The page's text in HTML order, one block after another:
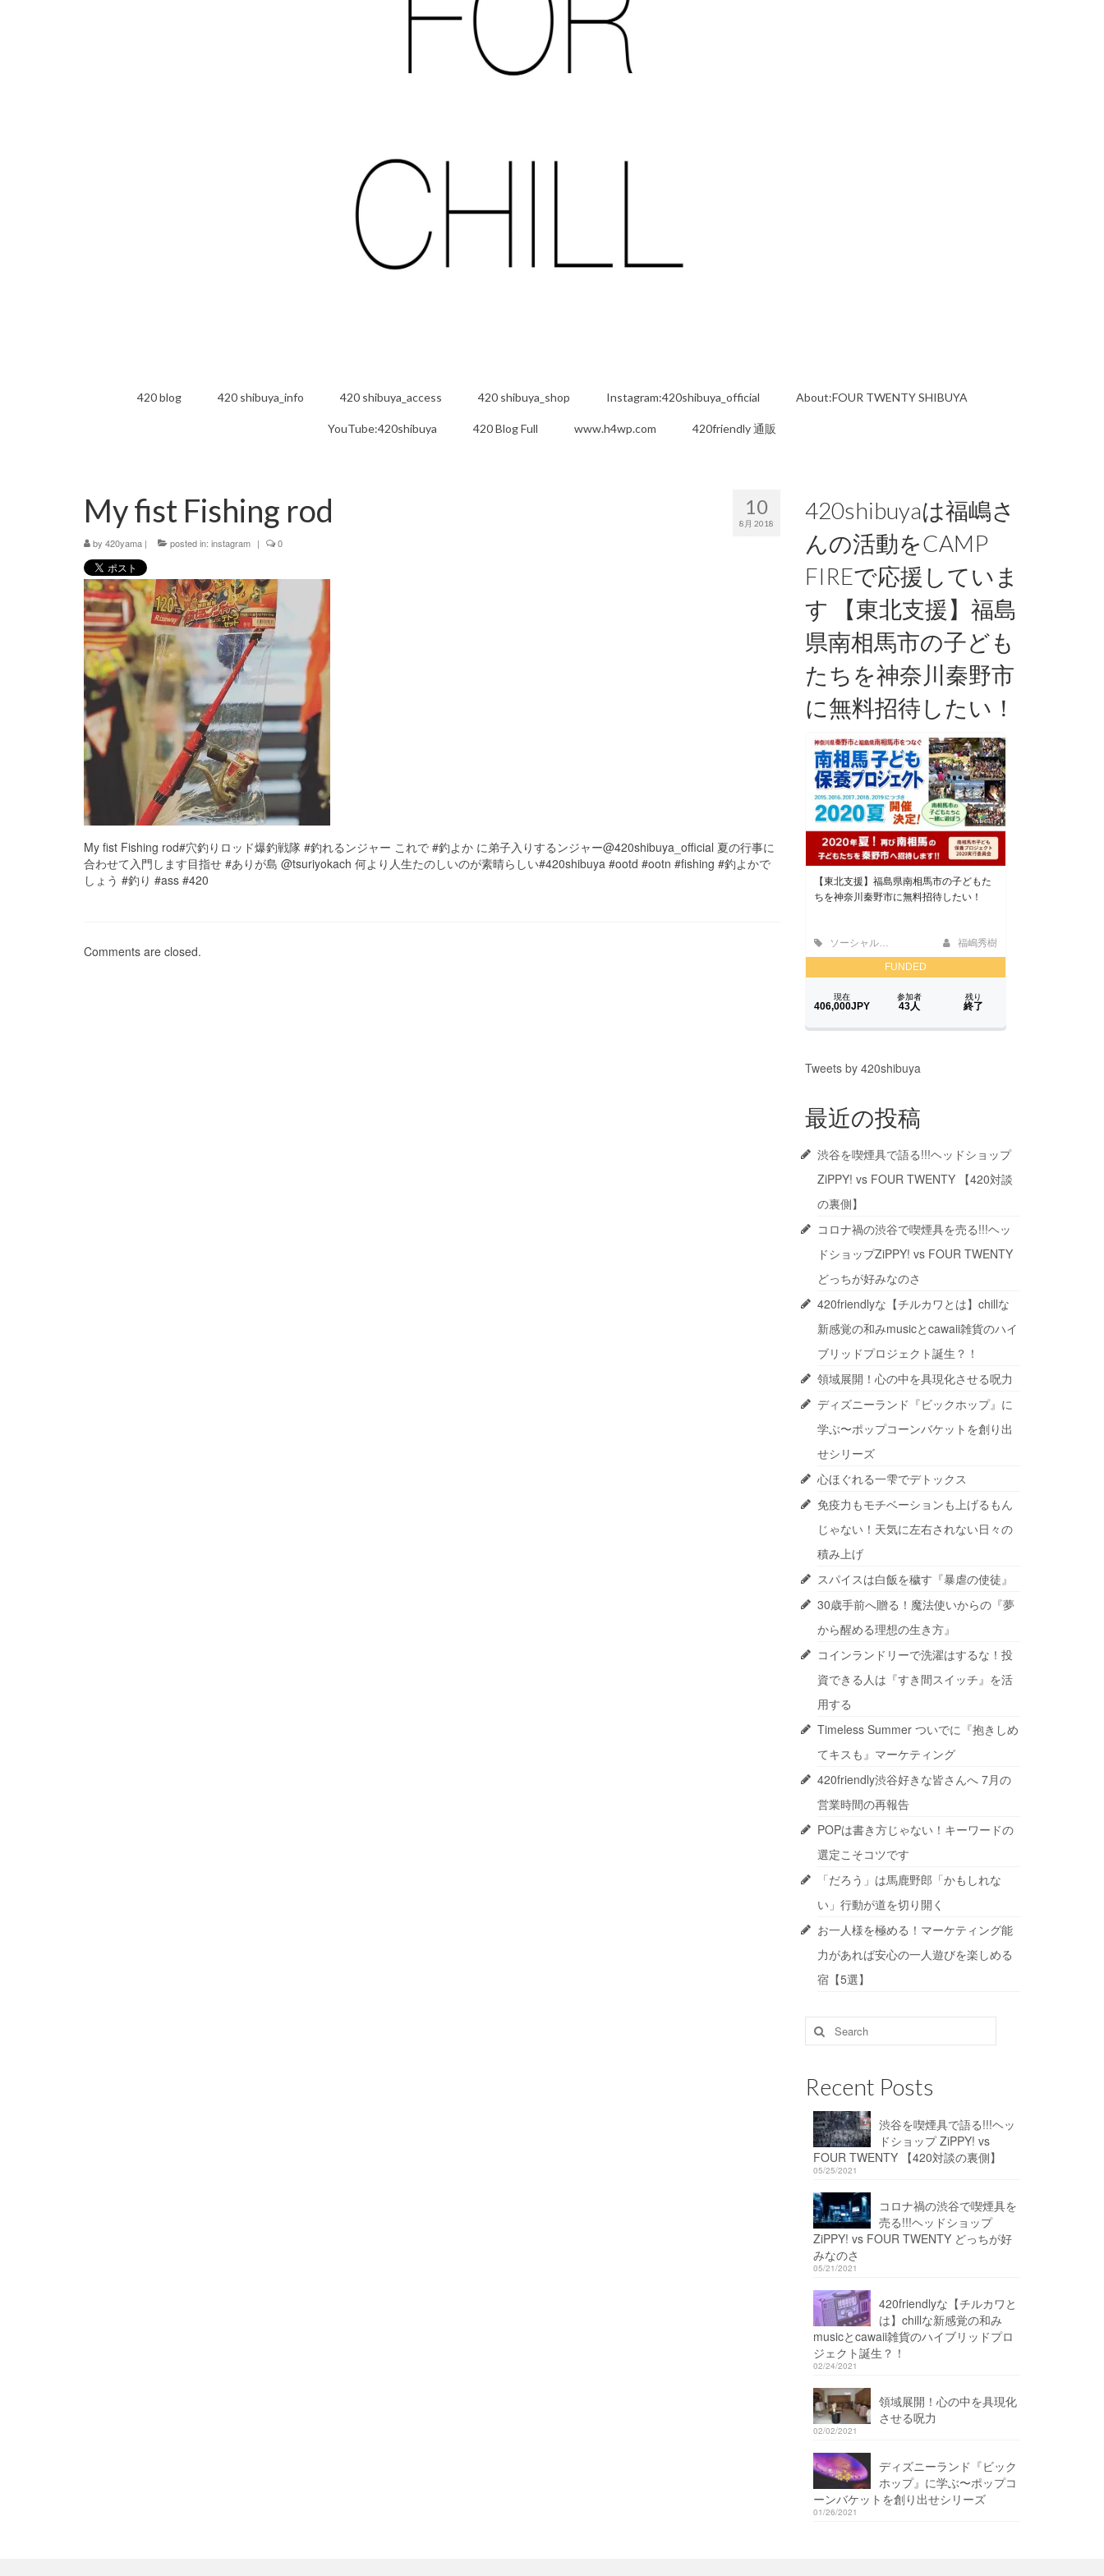
420 blog 420 shibuya_info 420 shibuya_access 420 shibuya_shop Instagram:420shibuya_official About:FOUR TWENTY SHIBUYA
YouTube:420shibuya 420 Blog Full www.h4wp.com 420friendly 通販
10
8月 2018
My fist Fishing rod
by 420yama | posted in: instagram | 0
My fist Fishing rod#穴釣りロッド爆釣戦隊 #釣れるンジャー これで #釣よか に弟子入りするンジャー@420shibuya_official 夏の行事に
合わせて入門します目指せ #ありが島 @tsuriyokach 何より人生たのしいのが素晴らしい#420shibuya #ootd #ootn #fishing #釣よかで
しょう #釣り #ass #420
Comments are closed.
420shibuyaは福嶋さ
んの活動をCAMP
FIREで応援していま
す 【東北支援】福島
県南相馬市の子ども
たちを神奈川秦野市
に無料招待したい！
Tweets by 420shibuya
最近の投稿
渋谷を喫煙具で語る!!!ヘッドショップ
ZiPPY! vs FOUR TWENTY 【420対談
の裏側】
コロナ禍の渋谷で喫煙具を売る!!!ヘッ
ドショップZiPPY! vs FOUR TWENTY
どっちが好みなのさ
420friendlyな【チルカワとは】chillな
新感覚の和みmusicとcawaii雑貨のハイ
ブリッドプロジェクト誕生？！
領域展開！心の中を具現化させる呪力
ディズニーランド『ビックホップ』に
学ぶ〜ポップコーンバケットを創り出
せシリーズ
心ほぐれる一雫でデトックス
免疫力もモチベーションも上げるもん
じゃない！天気に左右されない日々の
積み上げ
スパイスは白飯を穢す『暴虐の使徒』
30歳手前へ贈る！魔法使いからの『夢
から醒める理想の生き方』
コインランドリーで洗濯はするな！投
資できる人は『すき間スイッチ』を活
用する
Timeless Summer ついでに『抱きしめ
てキスも』マーケティング
420friendly渋谷好きな皆さんへ 7月の
営業時間の再報告
POPは書き方じゃない！キーワードの
選定こそコツです
「だろう」は馬鹿野郎「かもしれな
い」行動が道を切り開く
お一人様を極める！マーケティング能
力があれば安心の一人遊びを楽しめる
宿【5選】
Search
for:
Recent Posts
渋谷を喫煙具で語る!!!ヘッ
ドショップ ZiPPY! vs
FOUR TWENTY 【420対談の裏側】
05/25/2021
コロナ禍の渋谷で喫煙具を
売る!!!ヘッドショップ
ZiPPY! vs FOUR TWENTY どっちが好
みなのさ
05/21/2021
420friendlyな【チルカワと
は】chillな新感覚の和み
musicとcawaii雑貨のハイブリッドプロ
ジェクト誕生？！
02/24/2021
領域展開！心の中を具現化
させる呪力
02/02/2021
ディズニーランド『ビック
ホップ』に学ぶ〜ポップコ
ーンバケットを創り出せシリーズ
01/26/2021